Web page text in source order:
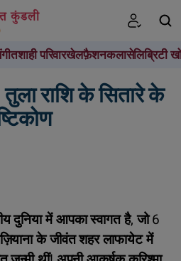
शाही परिवारखेलफ़ैशनकलासेलिब्रिटी
खोजें
राशि के सितारे के
दुनिया में आपका स्वागत है, जो 6
के जीवंत शहर लाफायेट में